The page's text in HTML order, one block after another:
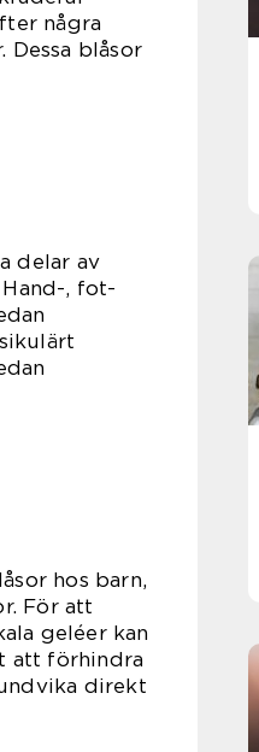
några
Dessa blåsor
delar av
, fot-
hos barn,
För att
geléer kan
att förhindra
direkt